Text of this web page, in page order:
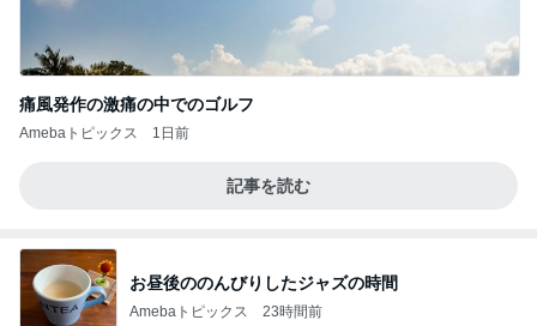
痛風発作の激痛の中でのゴルフ
Amebaトピックス 1日前
記事を読む
お昼後ののんびりしたジャズの時間
Amebaトピックス 23時間前